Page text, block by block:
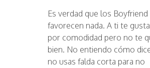
Es verdad que los
favorecen nada. A ti te
por comodidad pero no te
bien. No entiendo cómo
no usas falda corta para no